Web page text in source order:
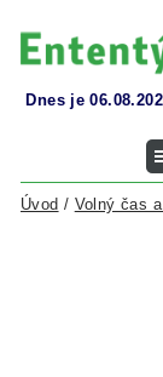
Dnes je
Úvod / Volný čas